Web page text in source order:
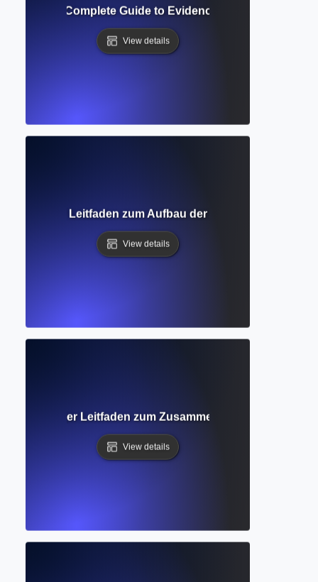
Review? Complete Guide to Evidence-Based Research
View details
Rahmen? Leitfaden zum Aufbau der Grundlage Ihrer
View details
Vollständiger Leitfaden zum Zusammenfassen und
View details